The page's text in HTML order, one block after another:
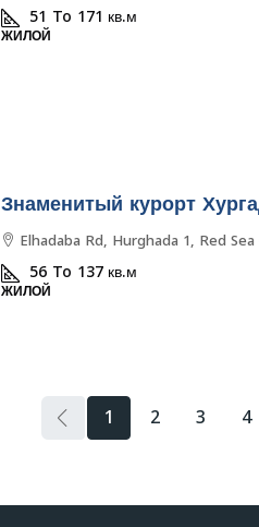
51 To 171 кв.м
ЖИЛОЙ
Знаменитый курорт
Elhadaba Rd, Hurghada 1, Red
56 To 137кв.м
ЖИЛОЙ
1 2 3 4